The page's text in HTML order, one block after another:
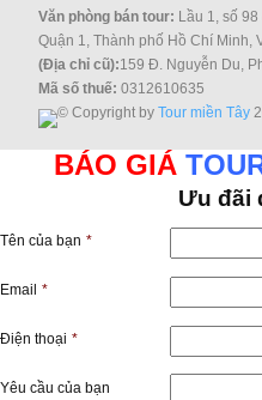
Văn phòng bán tour: Lầu 1, số
Quận 1, Thành phố Hồ Chí Minh,
(Địa chỉ cũ):159 Đ. Nguyễn Du,
Mã số thuế: 0312610635
© Copyright byTour miền Tây
BÁO GIÁ
Ưu đãi
Tên của bạn *
Email *
Điện thoại *
Yêu cầu của bạn